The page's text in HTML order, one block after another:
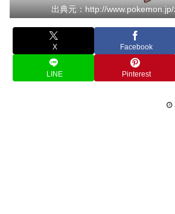
出典元：http://
X Facebook
LINE Pinterest